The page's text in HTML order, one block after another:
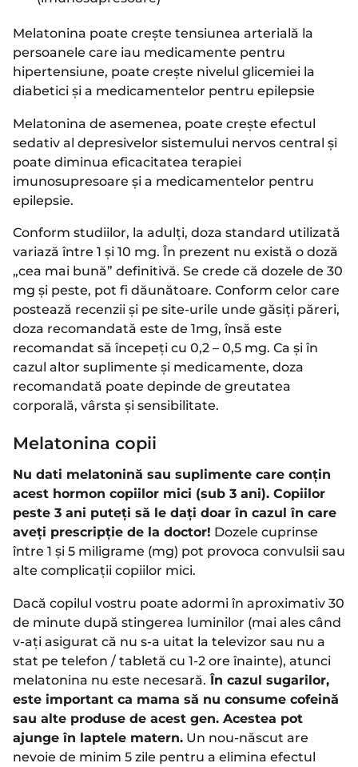
Melatonina poate crește tensiunea arterială la
persoanele care iau medicamente pentru
hipertensiune, poate crește nivelul glicemiei la
diabetici și a medicamentelor pentru epilepsie
Melatonina de asemenea, poate crește efectul
sedativ al depresivelor sistemului nervos central și
poate diminua eficacitatea terapiei
imunosupresoare și a medicamentelor pentru
epilepsie.
Conform studiilor, la adulți, doza standard utilizată
variază între 1 și 10 mg. În prezent nu există o doză
„cea mai bună” definitivă. Se crede că dozele de 30
mg și peste, pot fi dăunătoare. Conform celor care
postează recenzii și pe site-urile unde găsiți păreri,
doza recomandată este de 1mg, însă este
recomandat să începeți cu 0,2 – 0,5 mg. Ca și în
cazul altor suplimente și medicamente, doza
recomandată poate depinde de greutatea
corporală, vârsta și sensibilitate.
Melatonina copii
Nu dati melatonină sau suplimente care conțin
acest hormon copiilor mici (sub 3 ani). Copiilor
peste 3 ani puteți să le dați doar în cazul în care
aveți prescripție de la doctor! Dozele cuprinse
între 1 și 5 miligrame (mg) pot provoca convulsii sau
alte complicații copiilor mici.
Dacă copilul vostru poate adormi în aproximativ 30
de minute după stingerea luminilor (mai ales când
v-ați asigurat că nu s-a uitat la televizor sau nu a
stat pe telefon / tabletă cu 1-2 ore înainte), atunci
melatonina nu este necesară. În cazul sugarilor,
este important ca mama să nu consume cofeină
sau alte produse de acest gen. Acestea pot
ajunge în laptele matern. Un nou-născut are
nevoie de minim 5 zile pentru a elimina efectul